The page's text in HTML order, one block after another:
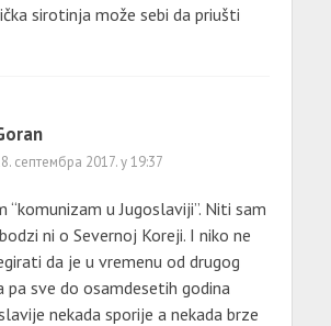
sirotinja može sebi da priušti
септембра 2017. у 19:37
“komunizam u Jugoslaviji”. Niti sam
ni o Severnoj Koreji. I niko ne
da je u vremenu od drugog
sve do osamdesetih godina
nekada sporije a nekada brze